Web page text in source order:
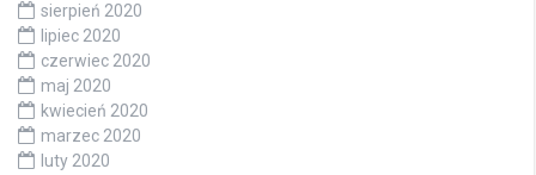
sierpień 2020
lipiec 2020
czerwiec 2020
maj 2020
kwiecień 2020
marzec 2020
luty 2020